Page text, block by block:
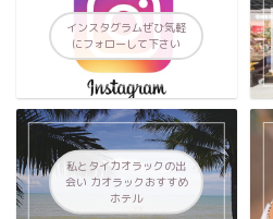
インスタグラムぜひ気軽
にフォローして下さい
私とタイカオラックの出
会い カオラックおすすめ
ホテル